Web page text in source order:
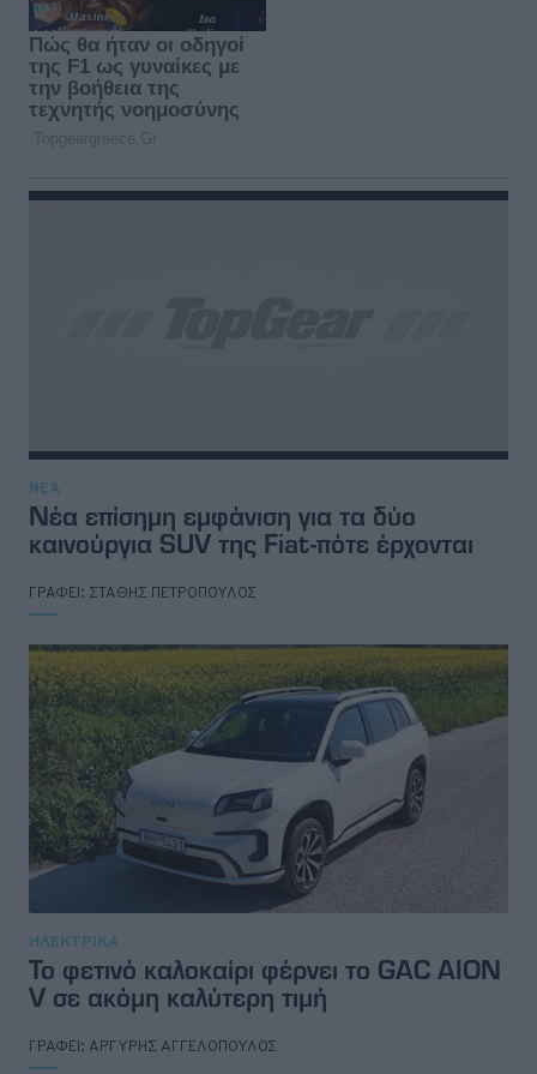
ΝΕΑ
Νέα επίσημη εμφάνιση για τα δύο
καινούργια SUV της Fiat-πότε έρχονται
ΓΡΑΦΕΙ: ΣΤΑΘΗΣ ΠΕΤΡΟΠΟΥΛΟΣ
ΗΛΕΚΤΡΙΚΑ
Το φετινό καλοκαίρι φέρνει το GAC AION
V σε ακόμη καλύτερη τιμή
ΓΡΑΦΕΙ: ΑΡΓΥΡΗΣ ΑΓΓΕΛΟΠΟΥΛΟΣ